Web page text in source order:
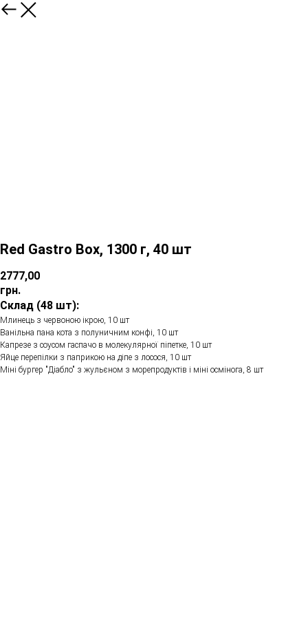
Red Gastro Box, 1300 г, 40 шт
2777,00
грн.
Склад (48 шт):
Млинець з червоною ікрою, 10 шт
Ванільна пана кота з полуничним конфі, 10 шт
Капрезе з соусом гаспачо в молекулярної піпетке, 10 шт
Яйце перепілки з паприкою на діпе з лосося, 10 шт
Міні бургер "Діабло" з жульєном з морепродуктів і міні осмінога, 8 шт